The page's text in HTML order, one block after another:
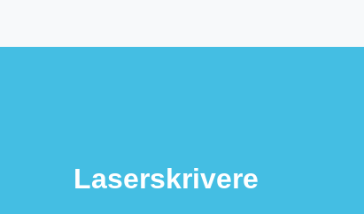
Laserskrivere